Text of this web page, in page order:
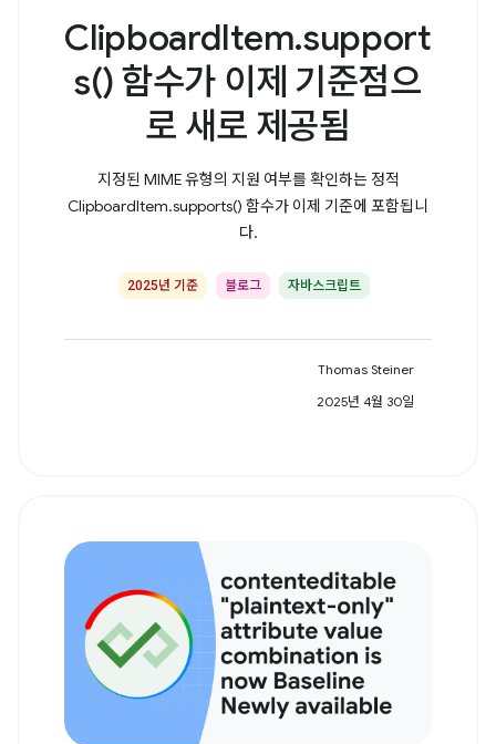
ClipboardItem.support
s() 함수가 이제 기준점으
로 새로 제공됨
지정된 MIME 유형의 지원 여부를 확인하는 정적
ClipboardItem.supports() 함수가 이제 기준에 포함됩니
다.
2025년 기준 블로그 자바스크립트
Thomas Steiner
2025년 4월 30일